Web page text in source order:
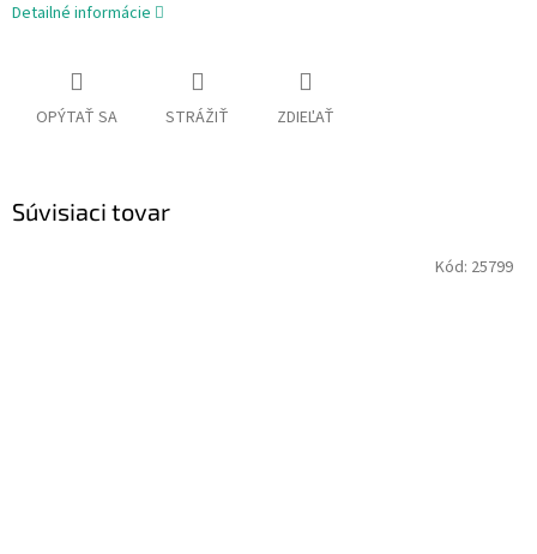
Detailné informácie
OPÝTAŤ SA STRÁŽIŤ ZDIEĽAŤ
Súvisiaci tovar
Kód: 25799